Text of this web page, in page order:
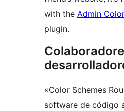
with the Admin
plugin.
«Color Schemes
software de código